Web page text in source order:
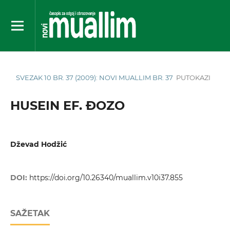
SVEZAK 10 BR. 37 (2009): NOVI MUALLIM BR. 37 PUTOKAZI
HUSEIN EF. ĐOZO
Dževad Hodžić
DOI: https://doi.org/10.26340/muallim.v10i37.855
SAŽETAK